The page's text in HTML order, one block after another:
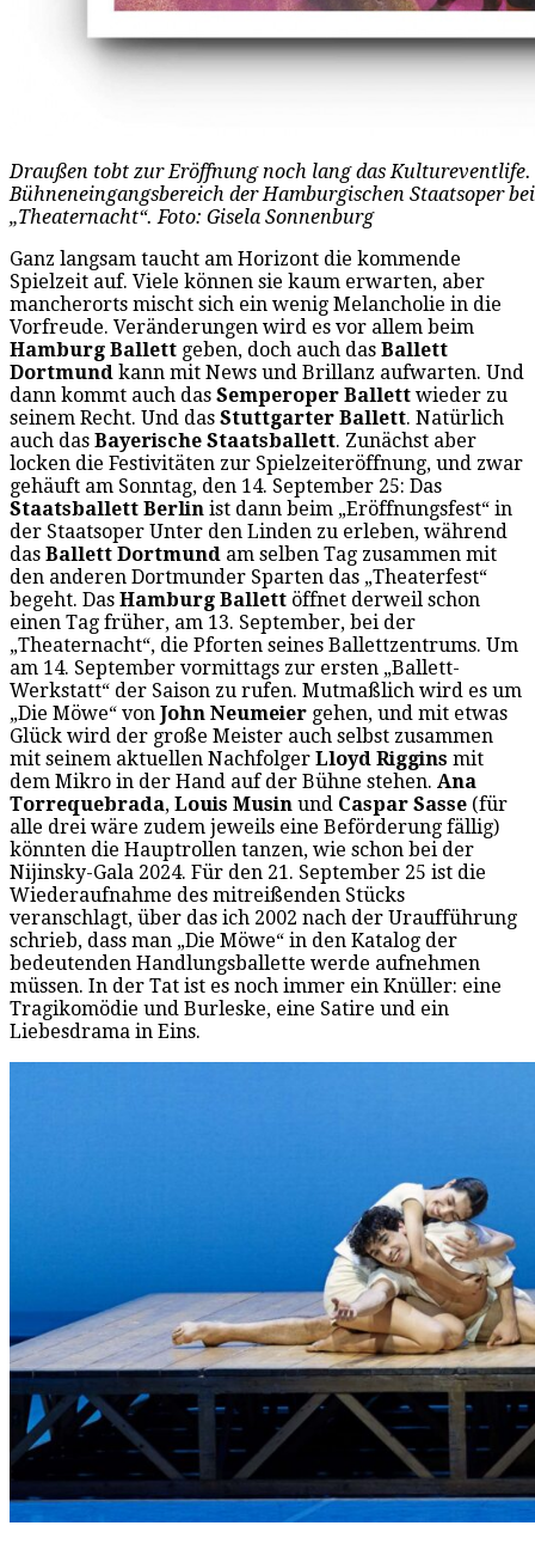
Draußen tobt zur Eröffnung noch lang das
Bühneneingangsbereich der Hamburgischen Staatsoper
„Theaternacht“. Foto: Gisela Sonnenburg
Ganz langsam taucht am Horizont die kommende
Spielzeit auf. Viele können sie kaum erwarten, aber
mancherorts mischt sich ein wenig Melancholie in die
Vorfreude. Veränderungen wird es vor allem beim
Hamburg Ballett geben, doch auch das Ballett
Dortmund kann mit News und Brillanz aufwarten. Und
dann kommt auch das Semperoper Ballett wieder zu
seinem Recht. Und das Stuttgarter Ballett. Natürlich
auch das Bayerische Staatsballett. Zunächst aber
locken die Festivitäten zur Spielzeiteröffnung, und zwar
gehäuft am Sonntag, den 14. September 25: Das
Staatsballett Berlin ist dann beim „Eröffnungsfest“ in
der Staatsoper Unter den Linden zu erleben, während
das Ballett Dortmund am selben Tag zusammen mit
den anderen Dortmunder Sparten das „Theaterfest“
begeht. Das Hamburg Ballett öffnet derweil schon
einen Tag früher, am 13. September, bei der
„Theaternacht“, die Pforten seines Ballettzentrums. Um
am 14. September vormittags zur ersten „Ballett-
Werkstatt“ der Saison zu rufen. Mutmaßlich wird es um
„Die Möwe“ von John Neumeier gehen, und mit etwas
Glück wird der große Meister auch selbst zusammen
mit seinem aktuellen Nachfolger Lloyd Riggins mit
dem Mikro in der Hand auf der Bühne stehen. Ana
Torrequebrada, Louis Musin und Caspar Sasse (für
alle drei wäre zudem jeweils eine Beförderung fällig)
könnten die Hauptrollen tanzen, wie schon bei der
Nijinsky-Gala 2024. Für den 21. September 25 ist die
Wiederaufnahme des mitreißenden Stücks
veranschlagt, über das ich 2002 nach der Uraufführung
schrieb, dass man „Die Möwe“ in den Katalog der
bedeutenden Handlungsballette werde aufnehmen
müssen. In der Tat ist es noch immer ein Knüller: eine
Tragikomödie und Burleske, eine Satire und ein
Liebesdrama in Eins.